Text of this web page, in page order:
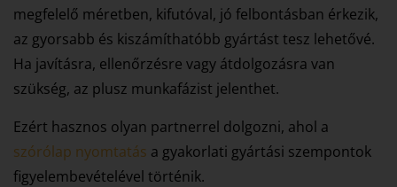
megfelelő méretben, kifutóval, jó felbontásban érkezik,
az gyorsabb és kiszámíthatóbb gyártást tesz lehetővé.
Ha javításra, ellenőrzésre vagy átdolgozásra van
szükség, az plusz munkafázist jelenthet.
Ezért hasznos olyan partnerrel dolgozni, ahol a
szórólap nyomtatás a gyakorlati gyártási szempontok
figyelembevételével történik.